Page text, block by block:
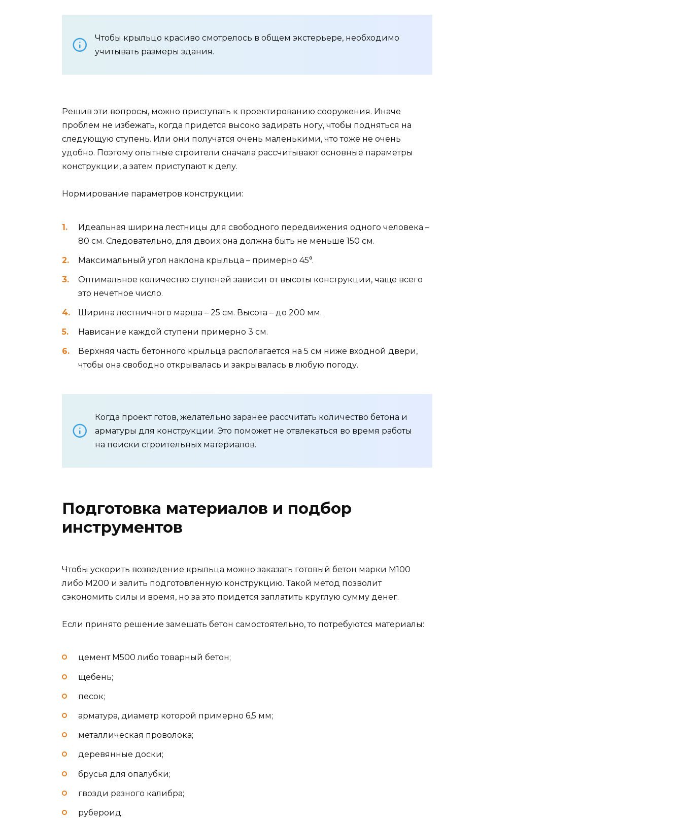
Чтобы крыльцо красиво смотрелось в общем экстерьере, необходимо
учитывать размеры здания.
Решив эти вопросы, можно приступать к проектированию сооружения. Иначе
проблем не избежать, когда придется высоко задирать ногу, чтобы подняться на
следующую ступень. Или они получатся очень маленькими, что тоже не очень
удобно. Поэтому опытные строители сначала рассчитывают основные параметры
конструкции, а затем приступают к делу.
Нормирование параметров конструкции:
Идеальная ширина лестницы для свободного передвижения одного человека –
80 см. Следовательно, для двоих она должна быть не меньше 150 см.
Максимальный угол наклона крыльца – примерно 45°.
Оптимальное количество ступеней зависит от высоты конструкции, чаще всего
это нечетное число.
Ширина лестничного марша – 25 см. Высота – до 200 мм.
Нависание каждой ступени примерно 3 см.
Верхняя часть бетонного крыльца располагается на 5 см ниже входной двери,
чтобы она свободно открывалась и закрывалась в любую погоду.
Когда проект готов, желательно заранее рассчитать количество бетона и
арматуры для конструкции. Это поможет не отвлекаться во время работы
на поиски строительных материалов.
Подготовка материалов и подбор
инструментов
Чтобы ускорить возведение крыльца можно заказать готовый бетон марки М100
либо М200 и залить подготовленную конструкцию. Такой метод позволит
сэкономить силы и время, но за это придется заплатить круглую сумму денег.
Если принято решение замешать бетон самостоятельно, то потребуются материалы:
цемент М500 либо товарный бетон;
щебень;
песок;
арматура, диаметр которой примерно 6,5 мм;
металлическая проволока;
деревянные доски;
брусья для опалубки;
гвозди разного калибра;
рубероид.